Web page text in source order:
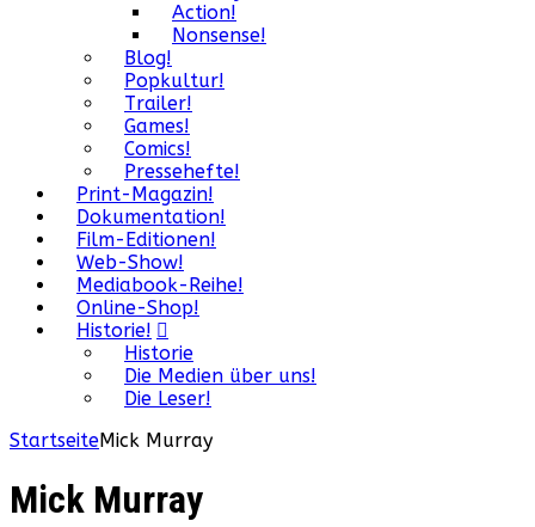
Action!
Nonsense!
Blog!
Popkultur!
Trailer!
Games!
Comics!
Pressehefte!
Print-Magazin!
Dokumentation!
Film-Editionen!
Web-Show!
Mediabook-Reihe!
Online-Shop!
Historie!
Historie
Die Medien über uns!
Die Leser!
StartseiteMick Murray
Mick Murray